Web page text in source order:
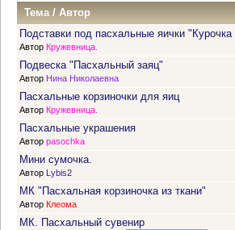
Тема/Автор
Подставки под пасхальные яички
Автор Кружевница.
Подвеска "Пасхальный заяц"
Автор Нина Николаевна
Пасхальные корзиночки для яиц
Автор Кружевница.
Пасхальные украшения
Автор pasochka
Мини сумочка.
Автор Lybis2
МК "Пасхальная корзиночка из ткани"
Автор Клеома
МК. Пасхальный сувенир